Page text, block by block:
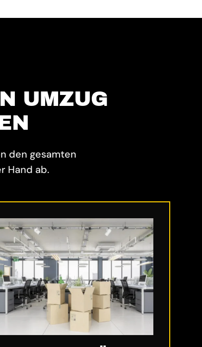
UMZUG
den gesamten
Hand ab.